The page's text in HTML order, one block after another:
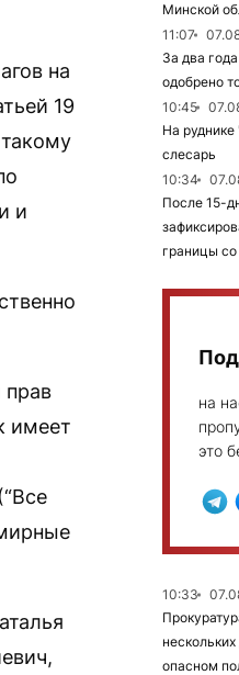
на
19
и
прав
имеет
Минской
11:07
За два
одобрено
10:45
На
слесарь
10:34
После 15-
границы
на
это
10:33
опасном